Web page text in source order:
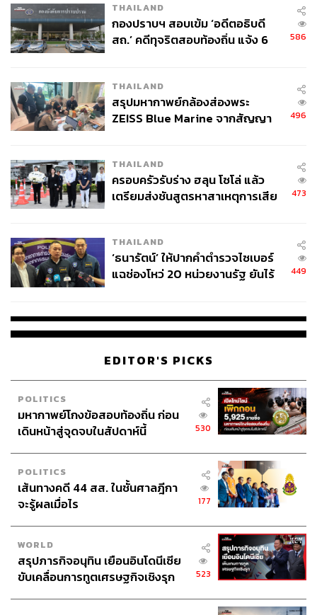
THAILAND
กองปราบฯ สอบเข้ม ‘อดีตอธิบดี
สถ.’ คดีทุจริตสอบท้องถิ่น แจ้ง 6
586
THAILAND
สรุปมหากาพย์กล้องส่องพระ
ZEISS Blue Marine จากสัญญา
จ่ายหนี้-แอบระบุแบรนด์
496
THAILAND
ครอบครัวรับร่าง ฮลุน โซโล่ แล้ว
เตรียมส่งชันสูตรหาสาเหตุการเสีย
473
THAILAND
‘ธนารัตน์’ ให้ปากคำตำรวจไซเบอร์
แฉช่องโหว่ 20 หน่วยงานรัฐ ยันไร้
449
EDITOR'S PICKS
POLITICS
มหากาพย์โกงข้อสอบท้องถิ่น ก่อน
เดินหน้าสู่จุดจบในสัปดาห์นี้
530
POLITICS
เส้นทางคดี 44 สส. ในชั้นศาลฎีกา
จะรู้ผลเมื่อไร
177
WORLD
สรุปภารกิจอนุทิน เยือนอินโดนีเซีย
ขับเคลื่อนการทูตเศรษฐกิจเชิงรุก
523